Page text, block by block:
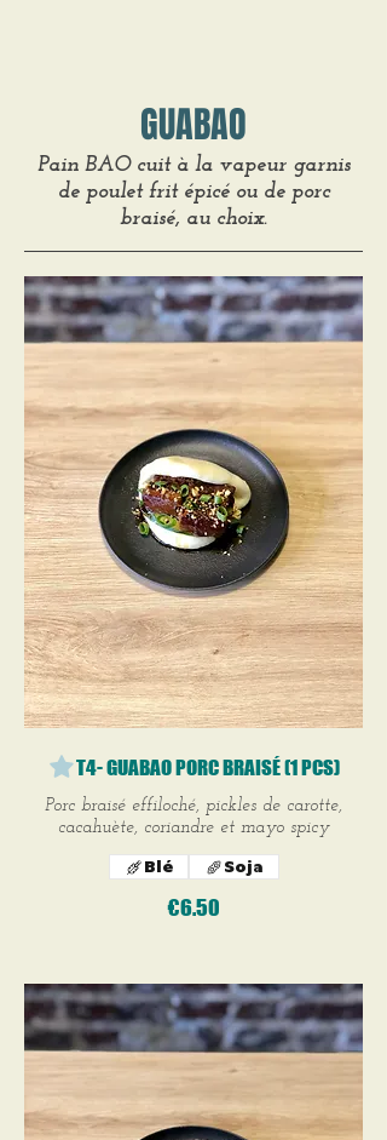
GUABAO
Pain BAO cuit à la vapeur garnis
de poulet frit épicé ou de porc
braisé, au choix.
T4- GUABAO PORC BRAISÉ (1 PCS)
Porc braisé effiloché, pickles de carotte,
cacahuète, coriandre et mayo spicy
€6.50
Blé Soja